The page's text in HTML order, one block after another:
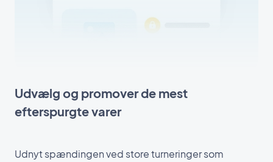
Udvælg og promover de mest
efterspurgte varer
Udnyt spændingen ved store turneringer som